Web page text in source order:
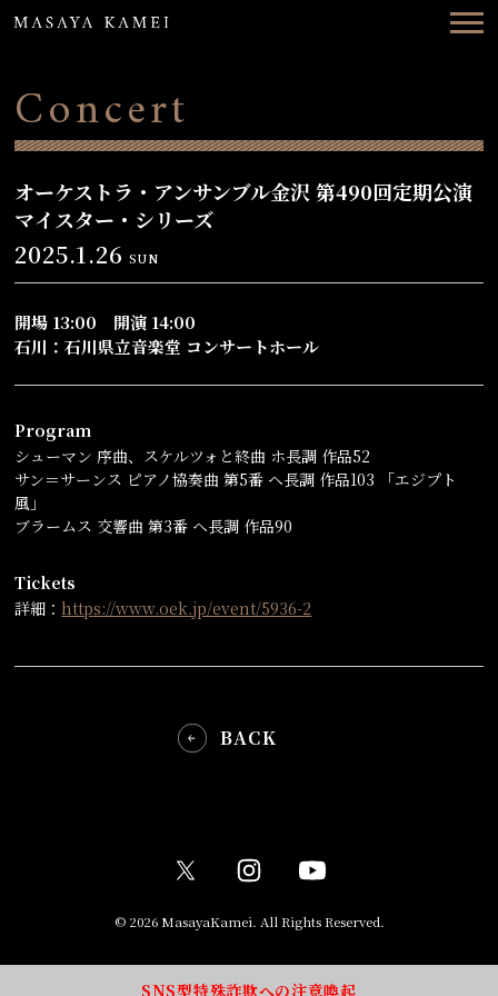
Concerts
Videos
Discography
Contact
Concert
オーケストラ・アンサンブル金沢 第490回定期公演
マイスター・シリーズ
2025.1.26 SUN
開場 13:00 開演 14:00
石川：石川県立音楽堂 コンサートホール
Program
シューマン 序曲、スケルツォと終曲 ホ長調 作品52
サン＝サーンス ピアノ協奏曲 第5番 ヘ長調 作品103 「エジプト
風」
ブラームス 交響曲 第3番 ヘ長調 作品90
Tickets
詳細：https://www.oek.jp/event/5936-2
BACK
© 2026 MasayaKamei. All Rights Reserved.
SNS型特殊詐欺への注意喚起